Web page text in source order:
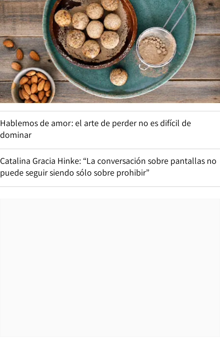
Hablemos de amor: el arte de perder no es difícil de
dominar
Catalina Gracia Hinke: “La conversación sobre pantallas no
puede seguir siendo sólo sobre prohibir”